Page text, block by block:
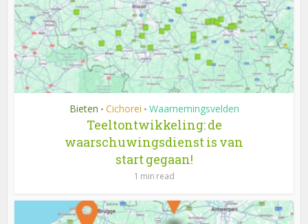
Bieten • Cichorei • Waarnemingsvelden
Teeltontwikkeling: de
waarschuwingsdienst is van
start gegaan!
1 min read